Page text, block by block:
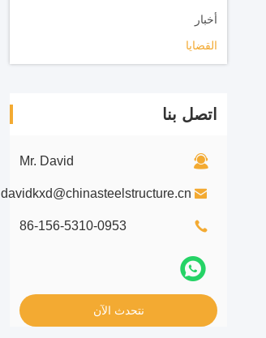
أخبار
القضايا
اتصل بنا
Mr. David
davidkxd@chinasteelstructure.cn
86-156-5310-0953
نتحدث الآن